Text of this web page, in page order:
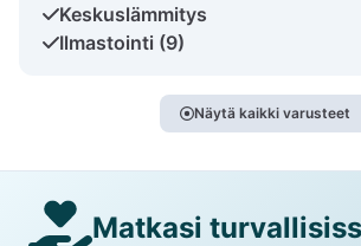
Keskuslämmitys
Ilmastointi (9)
Näytä kaikki varusteet
Matkasi